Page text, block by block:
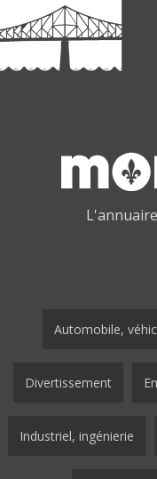
Automobile,
Divertissement
Industriel, ingénierie